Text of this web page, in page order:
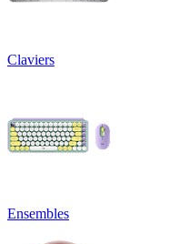
Claviers
Ensembles